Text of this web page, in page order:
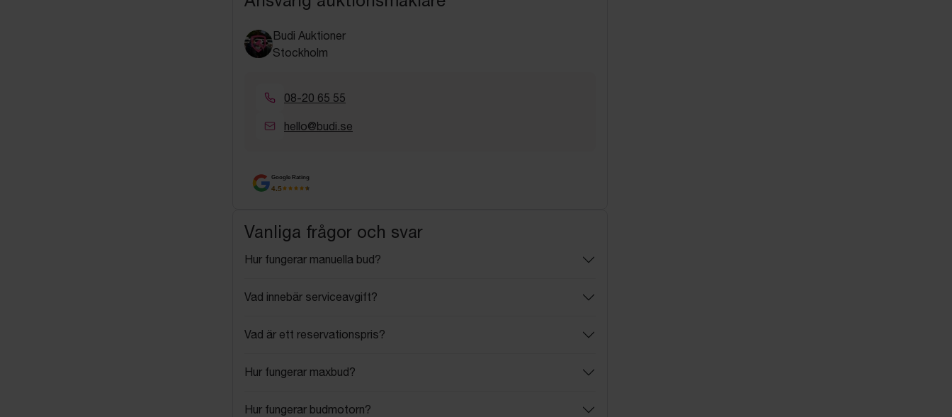
Budi Auktioner
Stockholm
08-20 65 55
hello@budi.se
Google Rating
4.5
Vanliga frågor och svar
Hur fungerar manuella bud?
Vad innebär serviceavgift?
Vad är ett reservationspris?
Hur fungerar maxbud?
Hur fungerar budmotorn?